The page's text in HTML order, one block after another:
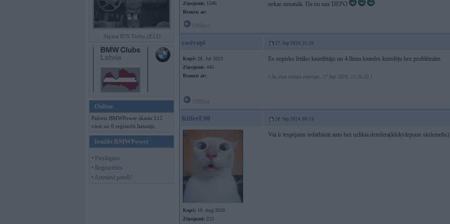
Alpina B7S Turbo (E12)
Online
Pašreiz BMWPower skatās 112
viesi un 0 reģistrēti lietotāji.
Ienākt BMWPower
• Pieslēgties
• Reģistrēties
• Aizmirsi paroli?
Ziņojumi: 1546
Braucu ar:
nekas nesanāk. Da nu nax DEPO
casivupi 27. Sep 2024, 21:26
Kopš: 28. Jul 2023
Ziņojumi: 445
Braucu ar:
Es nopirku lētāko kniedētāju un 4.8mm kniedes kniedēju bez problēmām.
[ Šo ziņu laboja casivupi, 27 Sep 2024, 21:26:33 ]
KillerE90 28. Sep 2024, 00:13
Kopš: 10. Aug 2020
Ziņojumi: 225
Vai ir iespējams iedarbināt auto bez uzlikta demfera(kloķvārpstas